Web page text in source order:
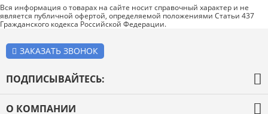
Доставка. Как был упакован товар? Доставили ли его вам в
оговоренный срок?
Товар . Качественный? Какие его плюсы и минусы?
Вся информация о товарах на сайте носит справочный характер и не
является публичной офертой, определяемой положениями Статьи 437
Гражданского кодекса Российской Федерации.
ЗАКАЗАТЬ ЗВОНОК
ПОДПИСЫВАЙТЕСЬ:
О КОМПАНИИ